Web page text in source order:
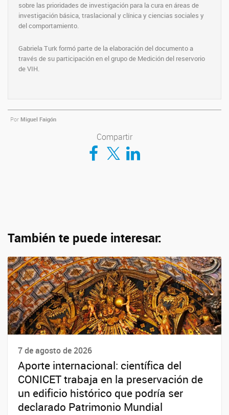
sobre las prioridades de investigación para la cura en áreas de
investigación básica, traslacional y clínica y ciencias sociales y
del comportamiento.
Gabriela Turk formó parte de la elaboración del documento a
través de su participación en el grupo de Medición del reservorio
de VIH.
Por Miguel Faigón
Compartir
Compartir en Facebook
Compartir en TwitterCompartir en LinkedIn
También te puede interesar:
7 de agosto de 2026
Aporte internacional: científica del
CONICET trabaja en la preservación de
un edificio histórico que podría ser
declarado Patrimonio Mundial